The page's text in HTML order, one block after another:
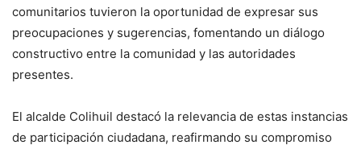
comunitarios tuvieron la oportunidad de expresar sus
preocupaciones y sugerencias, fomentando un diálogo
constructivo entre la comunidad y las autoridades
presentes.
El alcalde Colihuil destacó la relevancia de estas instancias
de participación ciudadana, reafirmando su compromiso